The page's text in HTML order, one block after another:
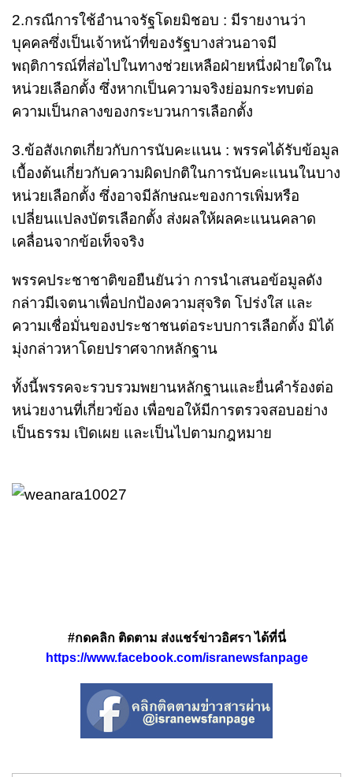
2.กรณีการใช้อำนาจรัฐโดยมิชอบ : มีรายงานว่า
บุคคลซึ่งเป็นเจ้าหน้าที่ของรัฐบางส่วนอาจมี
พฤติการณ์ที่ส่อไปในทางช่วยเหลือฝ่ายหนึ่งฝ่ายใดใน
หน่วยเลือกตั้ง ซึ่งหากเป็นความจริงย่อมกระทบต่อ
ความเป็นกลางของกระบวนการเลือกตั้ง
3.ข้อสังเกตเกี่ยวกับการนับคะแนน : พรรคได้รับข้อมูล
เบื้องต้นเกี่ยวกับความผิดปกติในการนับคะแนนในบาง
หน่วยเลือกตั้ง ซึ่งอาจมีลักษณะของการเพิ่มหรือ
เปลี่ยนแปลงบัตรเลือกตั้ง ส่งผลให้ผลคะแนนคลาด
เคลื่อนจากข้อเท็จจริง
พรรคประชาชาติขอยืนยันว่า การนำเสนอข้อมูลดัง
กล่าวมีเจตนาเพื่อปกป้องความสุจริต โปร่งใส และ
ความเชื่อมั่นของประชาชนต่อระบบการเลือกตั้ง มิได้
มุ่งกล่าวหาโดยปราศจากหลักฐาน
ทั้งนี้พรรคจะรวบรวมพยานหลักฐานและยื่นคำร้องต่อ
หน่วยงานที่เกี่ยวข้อง เพื่อขอให้มีการตรวจสอบอย่าง
เป็นธรรม เปิดเผย และเป็นไปตามกฎหมาย
#กดคลิก ติดตาม ส่งแชร์ข่าวอิศรา ได้ที่นี่
https://www.facebook.com/isranewsfanpage